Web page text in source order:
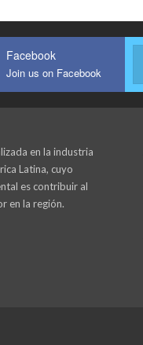
Facebook
Join us on Facebook
en la industria
Latina, cuyo
es contribuir al
en la región.